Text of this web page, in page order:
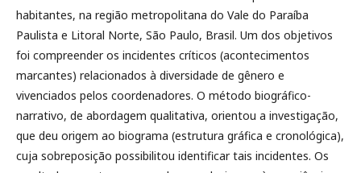
habitantes, na região metropolitana do Vale do Paraíba
Paulista e Litoral Norte, São Paulo, Brasil. Um dos objetivos
foi compreender os incidentes críticos (acontecimentos
marcantes) relacionados à diversidade de gênero e
vivenciados pelos coordenadores. O método biográfico-
narrativo, de abordagem qualitativa, orientou a investigação,
que deu origem ao biograma (estrutura gráfica e cronológica),
cuja sobreposição possibilitou identificar tais incidentes. Os